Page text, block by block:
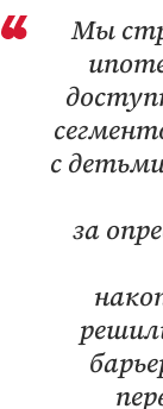
Мы
с
за